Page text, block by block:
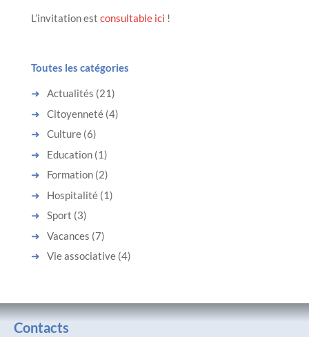
L’invitation est consultable ici !
Toutes les catégories
Actualités (21)
Citoyenneté(4)
Culture(6)
Education(1)
Formation(2)
Hospitalité(1)
Sport (3)
Vacances (7)
Vie associative(4)
Contacts